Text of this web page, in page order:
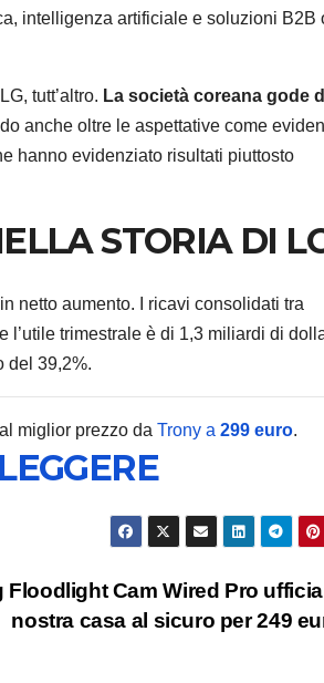
intelligenza artificiale e soluzioni B2B
tutt’altro. La società coreana gode
anche oltre le aspettative come
hanno evidenziato risultati piuttosto
STORIA DI
netto aumento. I ricavi consolidati tra
trimestrale è di 1,3 miliardi di
del 39,2%.
miglior prezzo da Trony a 299 euro.
Floodlight Cam Wired Pro
nostra casa al sicuro per 249
MICROSOFT
svela
l’AI sta
modo
creare